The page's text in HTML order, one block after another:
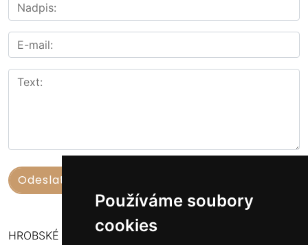
Používáme soubory
cookies
HROBSKÉ UZENINY